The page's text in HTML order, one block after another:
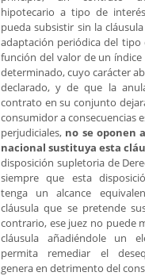
hipotecario a tipo de
pueda subsistir sin la
adaptación periódica del tipo
función del valor de un índice
determinado, cuyo carácter
declarado, y de que la
contrato en su conjunto
consumidor a consecuencias
perjudiciales, no se oponen
nacional sustituya esta
disposición supletoria de
siempre que esta
tenga un alcance
cláusula que se pretende
contrario, ese juez no puede
cláusula añadiéndole un
permita remediar el
genera en detrimento del